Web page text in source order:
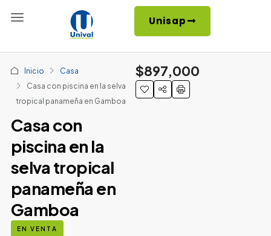
Unisap
Inicio
Casa
Casa con piscina en la selva
tropical panameña en Gamboa
Casa con
piscina en la
selva tropical
panameña en
Gamboa
EN VENTA
$897,000